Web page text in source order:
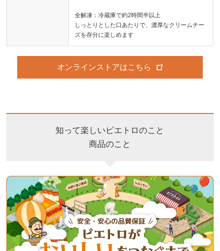
全解凍：冷蔵庫で約2時間半以上
しっとりとした口あたりで、濃厚なクリームチー
ズを存分に楽しめます
オンラインストアはこちら
知って楽しいピエトロのこと
商品のこと